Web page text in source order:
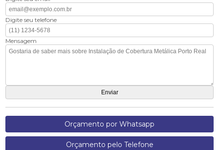
Digite seu telefone
Mensagem
Orçamento por Whatsapp
Orçamento pelo Telefone